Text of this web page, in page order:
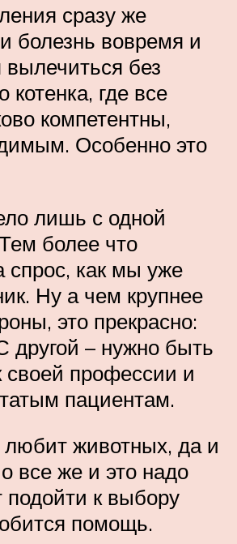
сразу же
болезнь вовремя и
вылечиться без
где все
компетентны,
Особенно это
лишь с одной
более что
спрос, как мы уже
Ну а чем крупнее
это прекрасно:
другой – нужно быть
своей профессии и
пациентам.
любит животных, да и
все же и это надо
подойти к выбору
помощь.